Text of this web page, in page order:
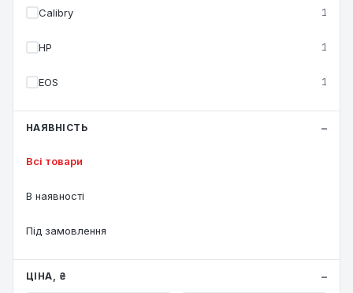
Calibry 1
HP 1
EOS 1
НАЯВНІСТЬ
Всі товари
В наявності
Під замовлення
ЦІНА, ₴